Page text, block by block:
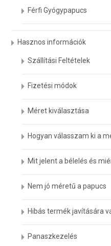
Férfi Gyógypapucs
Hasznos információk
Szállítási Feltételek
Fizetési módok
Méret kiválasztása
Hogyan válasszam ki a
Mit jelent a bélelés és
Nem jó méretű a papucs
Hibás termék javítására
Panaszkezelés